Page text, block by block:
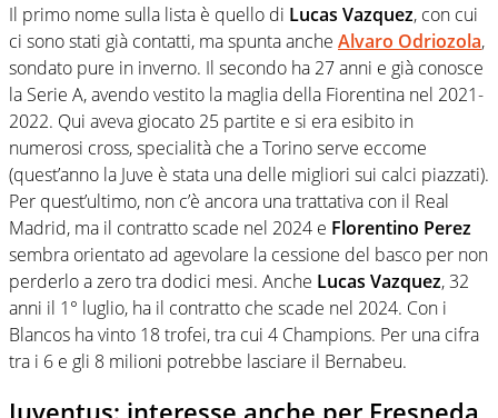
Il primo nome sulla lista è quello di Lucas Vazquez, con cui
ci sono stati già contatti, ma spunta anche Alvaro Odriozola,
sondato pure in inverno. Il secondo ha 27 anni e già conosce
la Serie A, avendo vestito la maglia della Fiorentina nel 2021-
2022. Qui aveva giocato 25 partite e si era esibito in
numerosi cross, specialità che a Torino serve eccome
(quest’anno la Juve è stata una delle migliori sui calci piazzati).
Per quest’ultimo, non c’è ancora una trattativa con il Real
Madrid, ma il contratto scade nel 2024 e Florentino Perez
sembra orientato ad agevolare la cessione del basco per non
perderlo a zero tra dodici mesi. Anche Lucas Vazquez, 32
anni il 1° luglio, ha il contratto che scade nel 2024. Con i
Blancos ha vinto 18 trofei, tra cui 4 Champions. Per una cifra
tra i 6 e gli 8 milioni potrebbe lasciare il Bernabeu.
Juventus: interesse anche per Fresneda